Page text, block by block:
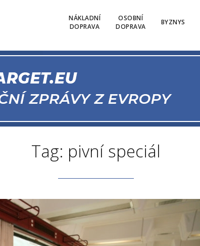
NÁKLADNÍ
DOPRAVA
OSOBNÍ
DOPRAVA
BYZNYS
Tag: pivní speciál